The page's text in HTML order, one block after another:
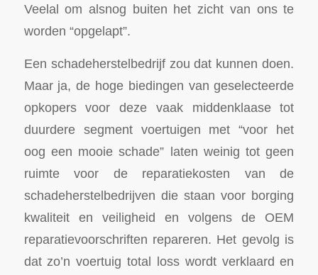
Veelal om alsnog buiten het zicht van ons te
worden “opgelapt”.
Een schadeherstelbedrijf zou dat kunnen doen.
Maar ja, de hoge biedingen van geselecteerde
opkopers voor deze vaak middenklaase tot
duurdere segment voertuigen met “voor het
oog een mooie schade” laten weinig tot geen
ruimte voor de reparatiekosten van de
schadeherstelbedrijven die staan voor borging
kwaliteit en veiligheid en volgens de OEM
reparatievoorschriften repareren. Het gevolg is
dat zo’n voertuig total loss wordt verklaard en